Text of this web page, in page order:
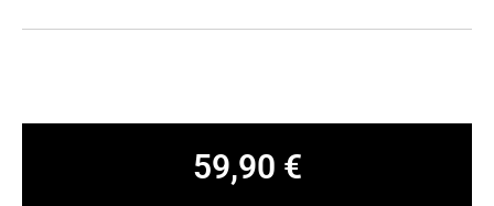
59,90 €